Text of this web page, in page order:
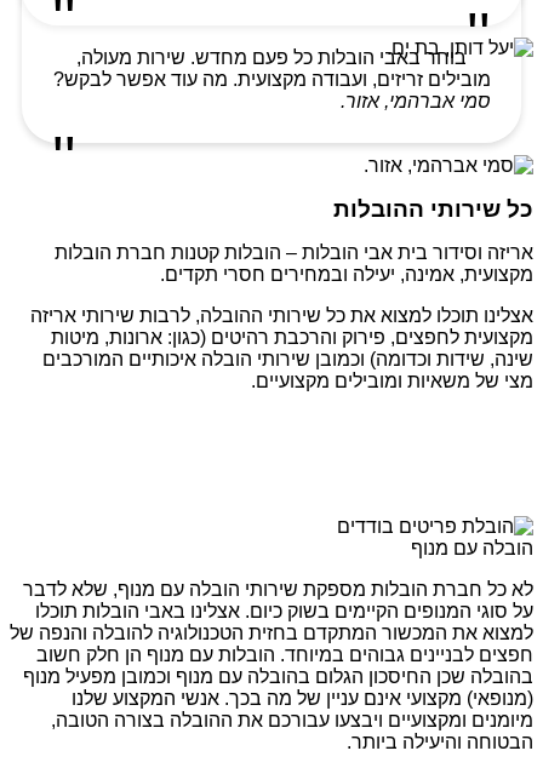
בוחר באבי הובלות כל פעם מחדש. שירות מעולה,
מובילים זריזים, ועבודה מקצועית. מה עוד אפשר לבקש?
סמי אברהמי, אזור.
כל שירותי ההובלות
אריזה וסידור בית אבי הובלות – הובלות קטנות חברת הובלות
מקצועית, אמינה, יעילה ובמחירים חסרי תקדים.
אצלינו תוכלו למצוא את כל שירותי ההובלה, לרבות שירותי אריזה
מקצועית לחפצים, פירוק והרכבת רהיטים (כגון: ארונות, מיטות
שינה, שידות וכדומה) וכמובן שירותי הובלה איכותיים המורכבים
מצי של משאיות ומובילים מקצועיים.
הובלה עם מנוף
לא כל חברת הובלות מספקת שירותי הובלה עם מנוף, שלא לדבר
על סוגי המנופים הקיימים בשוק כיום. אצלינו באבי הובלות תוכלו
למצוא את המכשור המתקדם בחזית הטכנולוגיה להובלה והנפה של
חפצים לבניינים גבוהים במיוחד. הובלות עם מנוף הן חלק חשוב
בהובלה שכן החיסכון הגלום בהובלה עם מנוף וכמובן מפעיל מנוף
(מנופאי) מקצועי אינם עניין של מה בכך. אנשי המקצוע שלנו
מיומנים ומקצועיים ויבצעו עבורכם את ההובלה בצורה הטובה,
הבטוחה והיעילה ביותר.